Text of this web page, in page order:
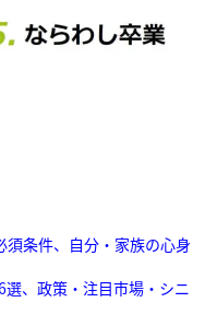
須条件、自分・家族の心身
、政策・注目市場・シニ